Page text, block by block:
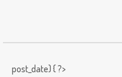
post_date) { ?>